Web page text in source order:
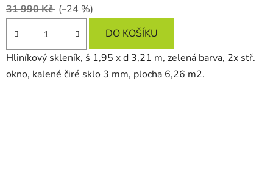
31 990 Kč (–24 %)
DO KOŠÍKU
Hliníkový skleník, š 1,95 x d 3,21 m, zelená barva, 2x stř.
okno, kalené čiré sklo 3 mm, plocha 6,26 m2.